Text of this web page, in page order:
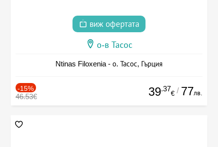
виж офертата
о-в Тасос
Ntinas Filoxenia - о. Тасос, Гърция
-15%
46.53€ 39.37
€ / 77лв.